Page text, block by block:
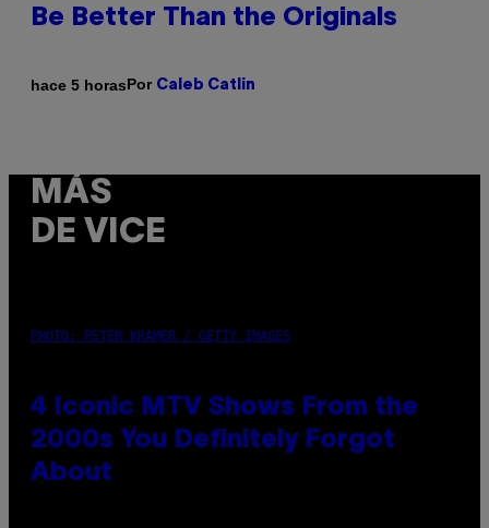
Be Better Than the Originals
hace 5 horasPor Caleb Catlin
MÁS
DE VICE
PHOTO: PETER KRAMER / GETTY IMAGES
4 Iconic MTV Shows From the
2000s You Definitely Forgot
About